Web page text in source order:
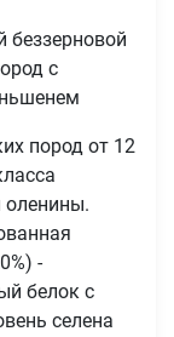
беззерновой
с
пород от 12
оленины.
-
белок с
селена